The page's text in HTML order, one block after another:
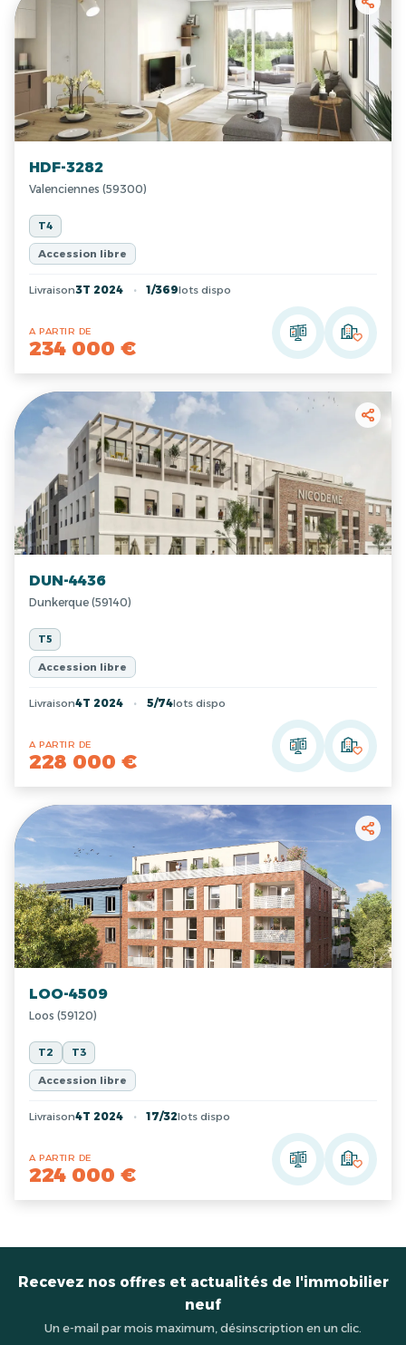
HDF-3282
Valenciennes (59300)
T4
Accession libre
Livraison3T 2024 1/369lots dispo
A PARTIR DE
234 000 €
DUN-4436
Dunkerque (59140)
T5
Accession libre
Livraison4T 2024 5/74lots dispo
A PARTIR DE
228 000 €
LOO-4509
Loos (59120)
T2 T3
Accession libre
Livraison4T 2024 17/32lots dispo
A PARTIR DE
224 000 €
Recevez nos offres et actualités de l'immobilier
neuf
Un e-mail par mois maximum, désinscription en un clic.